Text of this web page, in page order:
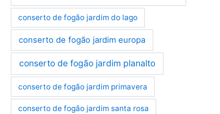
conserto de fogão jardim do lago
conserto de fogão jardim europa
conserto de fogão jardim planalto
conserto de fogão jardim primavera
conserto de fogão jardim santa rosa